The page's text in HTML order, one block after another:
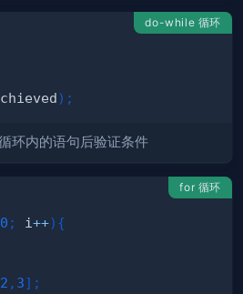
do-while 循环
) ;
环内的语句后验证条件
for 循环
; i++) {
2 , 3] ;